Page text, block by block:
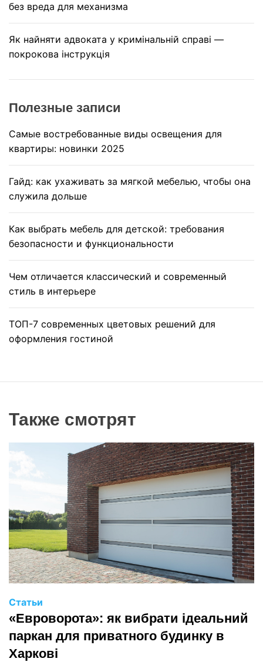
без вреда для механизма
Як найняти адвоката у кримінальній справі —
покрокова інструкція
Полезные записи
Самые востребованные виды освещения для
квартиры: новинки 2025
Гайд: как ухаживать за мягкой мебелью, чтобы она
служила дольше
Как выбрать мебель для детской: требования
безопасности и функциональности
Чем отличается классический и современный
стиль в интерьере
ТОП-7 современных цветовых решений для
оформления гостиной
Также смотрят
Статьи
«Евроворота»: як вибрати ідеальний
паркан для приватного будинку в
Харкові